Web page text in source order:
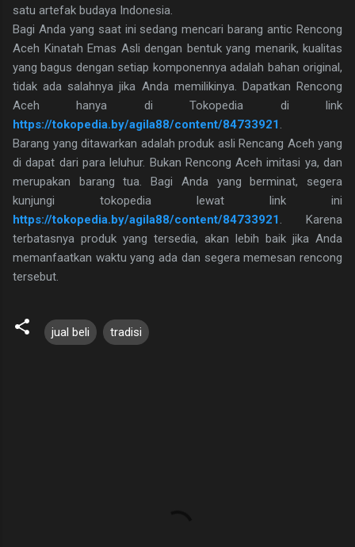
satu artefak budaya Indonesia.
Bagi Anda yang saat ini sedang mencari barang antic Rencong
Aceh Kinatah Emas Asli dengan bentuk yang menarik, kualitas
yang bagus dengan setiap komponennya adalah bahan original,
tidak ada salahnya jika Anda memilikinya. Dapatkan Rencong
Aceh hanya di Tokopedia di link
https://tokopedia.by/agila88/content/84733921 .
Barang yang ditawarkan adalah produk asli Rencang Aceh yang
di dapat dari para leluhur. Bukan Rencong Aceh imitasi ya, dan
merupakan barang tua. Bagi Anda yang berminat, segera
kunjungi tokopedia lewat link ini
https://tokopedia.by/agila88/content/84733921 . Karena
terbatasnya produk yang tersedia, akan lebih baik jika Anda
memanfaatkan waktu yang ada dan segera memesan rencong
tersebut.
jual beli tradisi